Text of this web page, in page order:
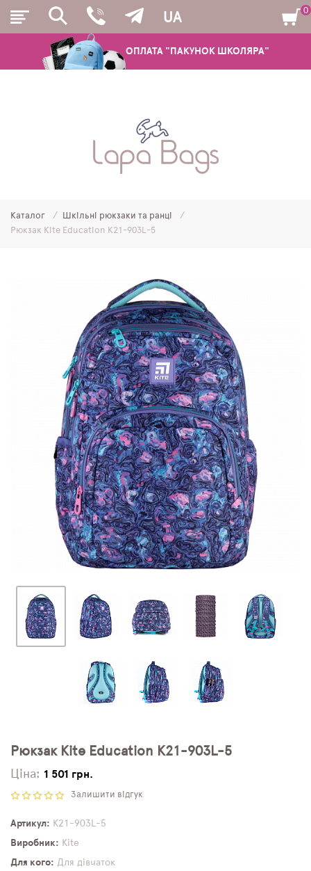
ОПЛАТА "ПАКУНОК ШКОЛЯРА"
UA
ШКІЛЬНІ РЮКЗАКИ ТА РАНЦІ
МОЛОДІЖНІ РЮКЗАКИ
ПЛЯШКИ ДЛЯ ВОДИ
SCHOOL STANDARD
РОЗПРОДАЖ
0
Каталог
Шкільні рюкзаки та ранці
Рюкзак Kite Education K21-903L-5
Рюкзак Kite Education K21-903L-5
Ціна: 1 501 грн.
Залишити відгук
Артикул
K21-903L-5
Виробник
Kite
Для кого
Для дівчаток